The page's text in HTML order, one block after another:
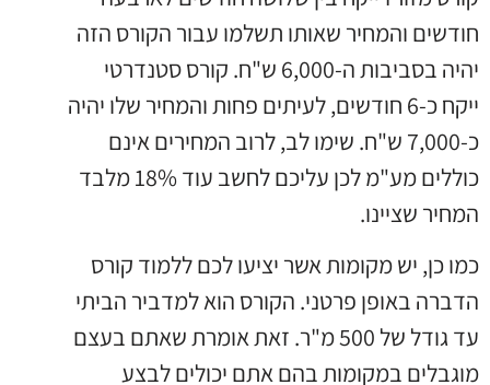
חודשים והמחיר שאותו תשלמו עבור הקורס הזה
יהיה בסביבות ה-6,000 ש"ח. קורס סטנדרטי
ייקח כ-6 חודשים, לעיתים פחות והמחיר שלו יהיה
כ-7,000 ש"ח. שימו לב, לרוב המחירים אינם
כוללים מע"מ לכן עליכם לחשב עוד 18% מלבד
המחיר שציינו.
כמו כן, יש מקומות אשר יציעו לכם ללמוד קורס
הדברה באופן פרטני. הקורס הוא למדביר הביתי
עד גודל של 500 מ"ר. זאת אומרת שאתם בעצם
מוגבלים במקומות בהם אתם יכולים לבצע